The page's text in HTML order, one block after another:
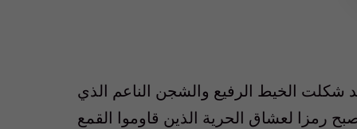
شكلت الخيط الرفيع والشجن الناعم الذي
رمزا لعشاق الحرية الذين قاوموا القمع